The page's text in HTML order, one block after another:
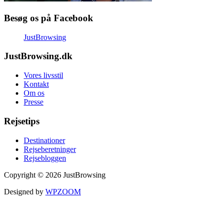
Besøg os på Facebook
JustBrowsing
JustBrowsing.dk
Vores livsstil
Kontakt
Om os
Presse
Rejsetips
Destinationer
Rejseberetninger
Rejsebloggen
Copyright © 2026 JustBrowsing
Designed by WPZOOM